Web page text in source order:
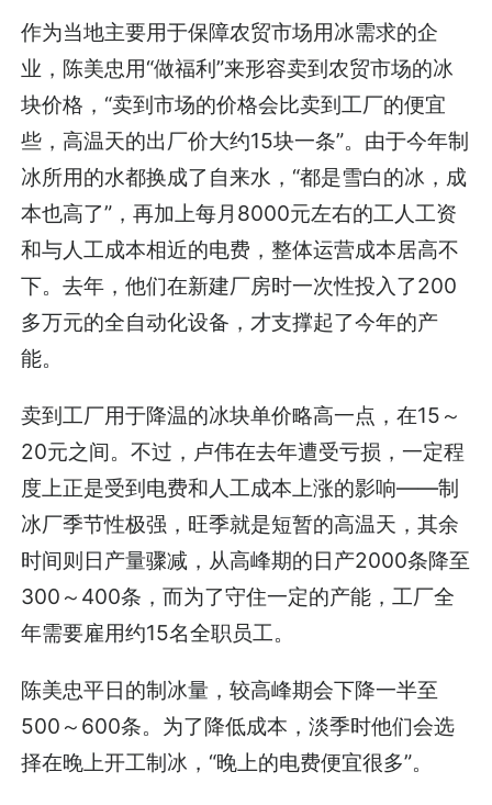
作为当地主要用于保障农贸市场用冰需求的企
业，陈美忠用“做福利”来形容卖到农贸市场的冰
块价格，“卖到市场的价格会比卖到工厂的便宜
些，高温天的出厂价大约15块一条”。由于今年制
冰所用的水都换成了自来水，“都是雪白的冰，成
本也高了”，再加上每月8000元左右的工人工资
和与人工成本相近的电费，整体运营成本居高不
下。去年，他们在新建厂房时一次性投入了200
多万元的全自动化设备，才支撑起了今年的产
能。
卖到工厂用于降温的冰块单价略高一点，在15～
20元之间。不过，卢伟在去年遭受亏损，一定程
度上正是受到电费和人工成本上涨的影响——制
冰厂季节性极强，旺季就是短暂的高温天，其余
时间则日产量骤减，从高峰期的日产2000条降至
300～400条，而为了守住一定的产能，工厂全
年需要雇用约15名全职员工。
陈美忠平日的制冰量，较高峰期会下降一半至
500～600条。为了降低成本，淡季时他们会选
择在晚上开工制冰，“晚上的电费便宜很多”。